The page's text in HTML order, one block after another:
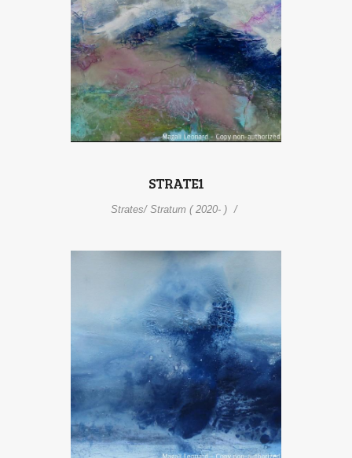
STRATE1
Strates/ Stratum ( 2020- )